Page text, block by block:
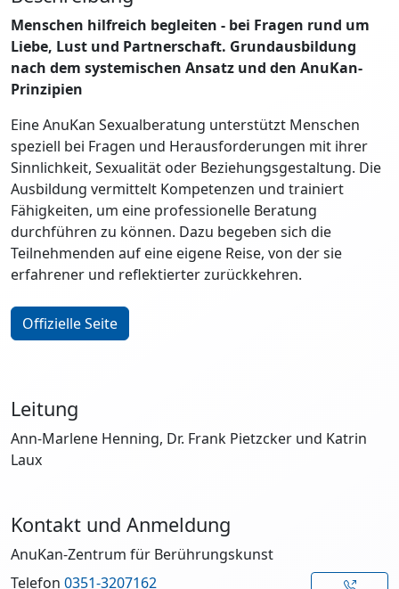
Menschen hilfreich begleiten - bei Fragen rund um
Liebe, Lust und Partnerschaft. Grundausbildung
nach dem systemischen Ansatz und den AnuKan-
Prinzipien
Eine AnuKan Sexualberatung unterstützt Menschen
speziell bei Fragen und Herausforderungen mit ihrer
Sinnlichkeit, Sexualität oder Beziehungsgestaltung. Die
Ausbildung vermittelt Kompetenzen und trainiert
Fähigkeiten, um eine professionelle Beratung
durchführen zu können. Dazu begeben sich die
Teilnehmenden auf eine eigene Reise, von der sie
erfahrener und reflektierter zurückkehren.
Offizielle Seite
Leitung
Ann-Marlene Henning, Dr. Frank Pietzcker und Katrin
Laux
Kontakt und Anmeldung
AnuKan-Zentrum für Berührungskunst
Telefon 0351-3207162